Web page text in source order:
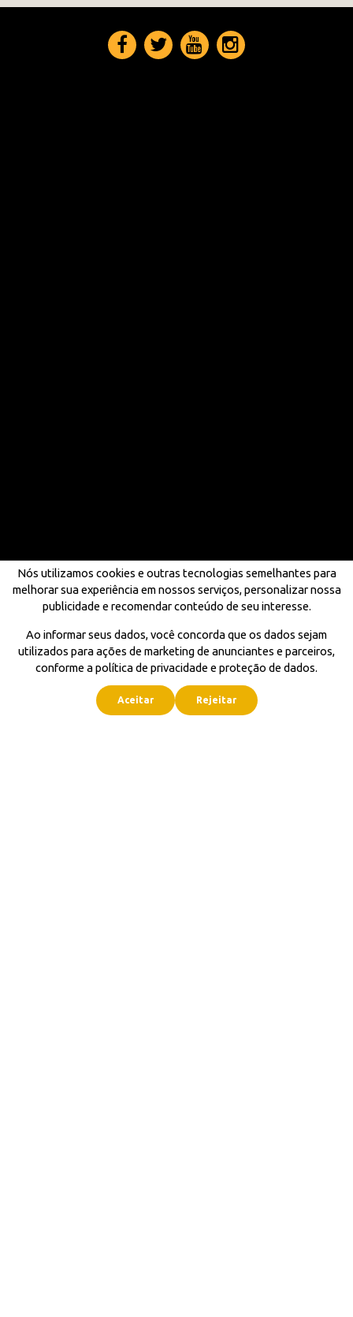
Nós utilizamos cookies e outras tecnologias semelhantes para
melhorar sua experiência em nossos serviços, personalizar nossa
publicidade e recomendar conteúdo de seu interesse.
Ao informar seus dados, você concorda que os dados sejam
utilizados para ações de marketing de anunciantes e parceiros,
conforme a política de privacidade e proteção de dados.
Aceitar Rejeitar